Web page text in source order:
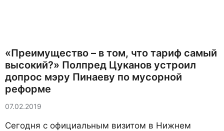
«Преимущество – в том, что тариф самый
высокий?» Полпред Цуканов устроил
допрос мэру Пинаеву по мусорной
реформе
07.02.2019
Сегодня с официальным визитом в Нижнем